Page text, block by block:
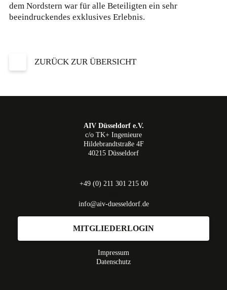
dem Nordstern war für alle Beteiligten ein sehr
beeindruckendes exklusives Erlebnis.
ZURÜCK ZUR ÜBERSICHT
AIV Düsseldorf e.V.
c/o TK+ Ingenieure
Hildebrandtstraße 4F
40215 Düsseldorf
+49 (0) 211 301 215 00
info@aiv-duesseldorf.de
MITGLIEDERLOGIN
Impressum
Datenschutz